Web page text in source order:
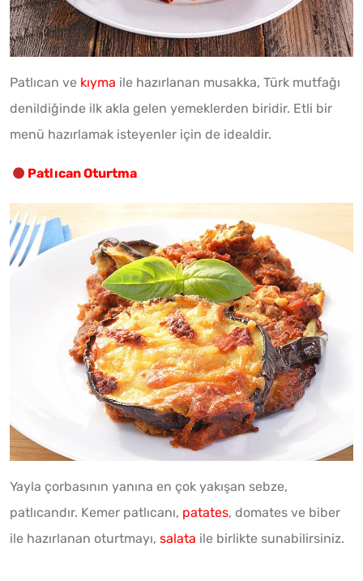
Patlıcan ve kıyma ile hazırlanan musakka, Türk mutfağı
denildiğinde ilk akla gelen yemeklerden biridir. Etli bir
menü hazırlamak isteyenler için de idealdir.
Patlıcan Oturtma
Yayla çorbasının yanına en çok yakışan sebze,
patlıcandır. Kemer patlıcanı, patates, domates ve biber
ile hazırlanan oturtmayı, salata ile birlikte sunabilirsiniz.